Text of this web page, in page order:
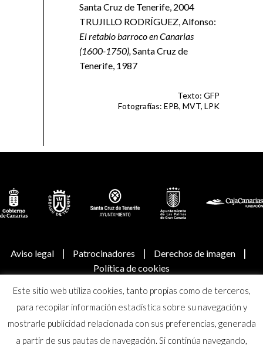
Santa Cruz de Tenerife, 2004
TRUJILLO RODRÍGUEZ, Alfonso:
El retablo barroco en Canarias
(1600-1750),Santa Cruz de
Tenerife, 1987
Texto: GFP
Fotografías: EPB, MVT, LPK
Aviso legal | Patrocinadores | Derechos de imagen |
Política de cookies
© Real Academia Canaria de Bellas Artes de San Miguel
Arcángel
Este sitio web utiliza cookies, tanto propias como de terceros,
para recopilar información estadística sobre su navegación y
mostrarle publicidad relacionada con sus preferencias, generada
a partir de sus pautas de navegación. Si continúa navegando,